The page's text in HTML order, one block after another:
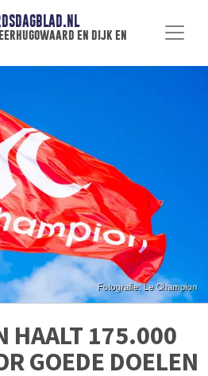
en dijk en
HAALT 175.000
GOEDE DOELEN